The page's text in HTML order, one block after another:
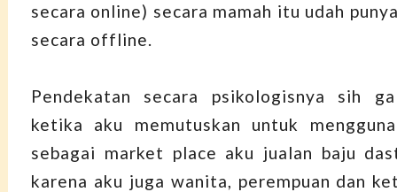
secara online) secara mamah itu udah
secara offline.
Pendekatan secara psikologisnya sih
ketika aku memutuskan untuk
sebagai market place aku jualan baju
karena aku juga wanita, perempuan dan